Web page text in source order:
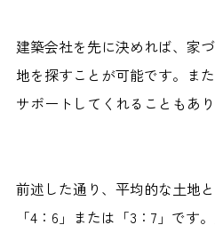
建築会社を先に決めれば、家
地を探すことが可能です。ま
サポートしてくれることもあり
前述した通り、平均的な土地
「4：6」または「3：7」です